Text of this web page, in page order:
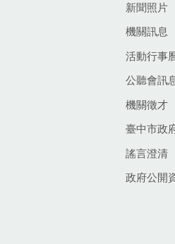
新聞照片
機關訊息
活動行事
公聽會訊
機關徵才
臺中市政
謠言澄清
政府公開